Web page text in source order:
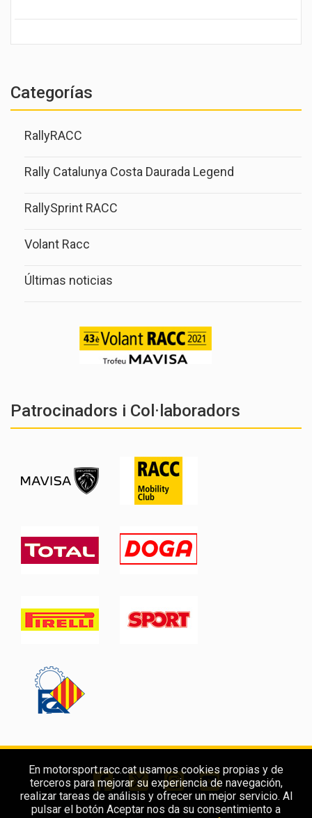
Categorías
RallyRACC
Rally Catalunya Costa Daurada Legend
RallySprint RACC
Volant Racc
Últimas noticias
Patrocinadors i Col·laboradors
En motorsport.racc.cat usamos cookies propias y de
terceros para mejorar su experiencia de navegación,
realizar tareas de análisis y ofrecer un mejor servicio. Al
pulsar el botón Aceptar nos da su consentimiento a